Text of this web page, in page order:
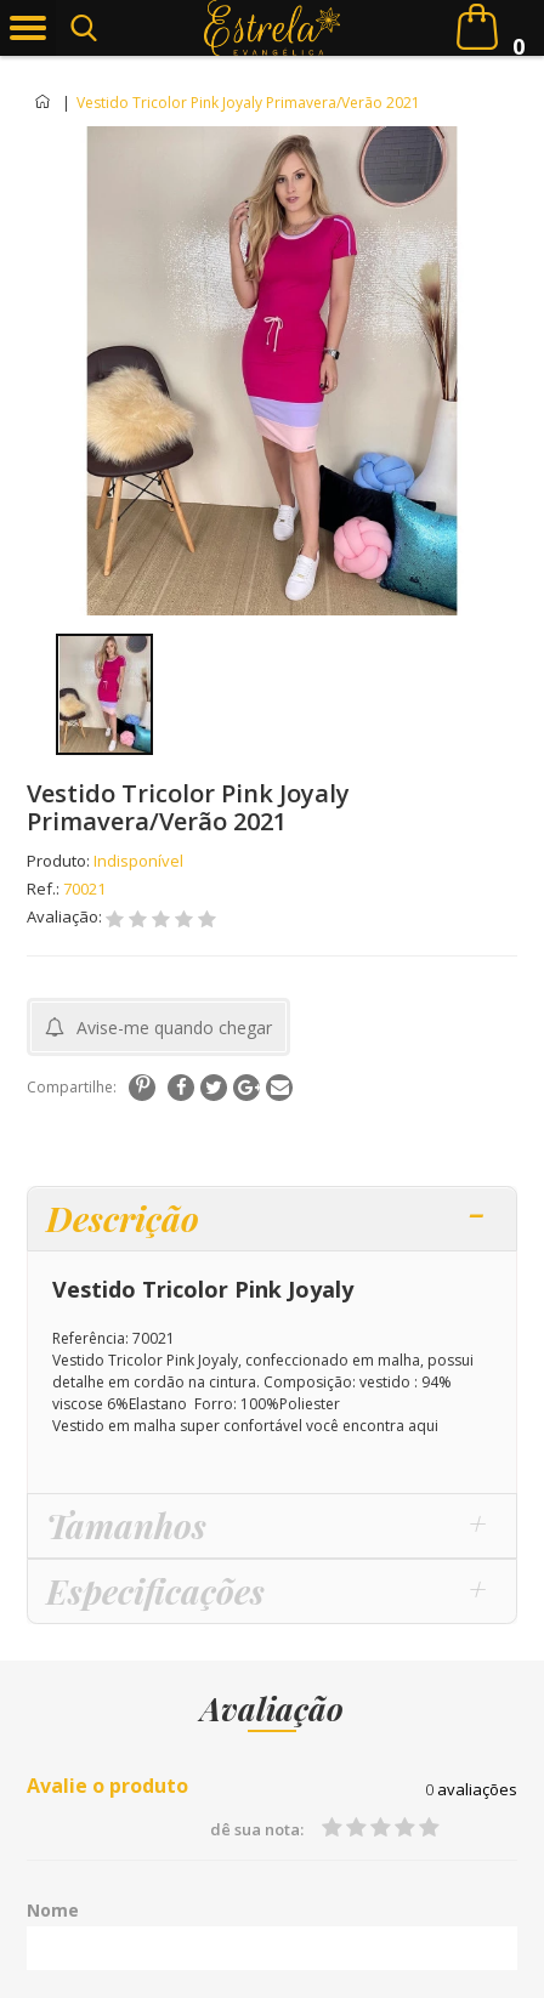
0
| Vestido Tricolor Pink Joyaly Primavera/Verão 2021
Vestido Tricolor Pink Joyaly
Primavera/Verão 2021
Produto: Indisponível
Ref.:70021
Avaliação:
Avise-me quando chegar
Compartilhe:
Descrição
Vestido Tricolor Pink Joyaly
Referência: 70021
Vestido Tricolor Pink Joyaly, confeccionado em malha, possui
detalhe em cordão na cintura. Composição: vestido : 94%
viscose 6%Elastano Forro: 100%Poliester
Vestido em malha super confortável você encontra aqui
Tamanhos
Especificações
Avaliação
Avalie o produto 0avaliações
dê sua nota:
Nome